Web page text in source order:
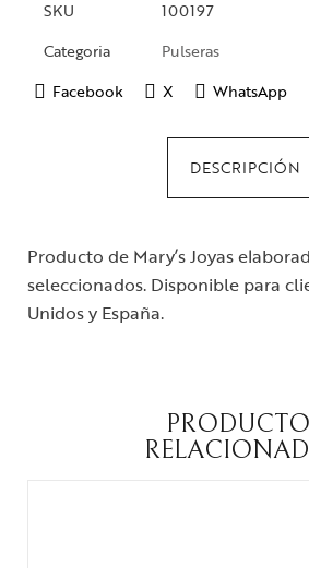
SKU
100197
Categoria
Pulseras
Facebook
X WhatsApp
DESCRIPCIÓN
Producto de Mary’s Joyas
seleccionados. Disponible para
Unidos y España.